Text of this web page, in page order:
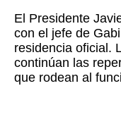
El Presidente
con el jefe de
residencia oficial.
continúan las
que rodean al